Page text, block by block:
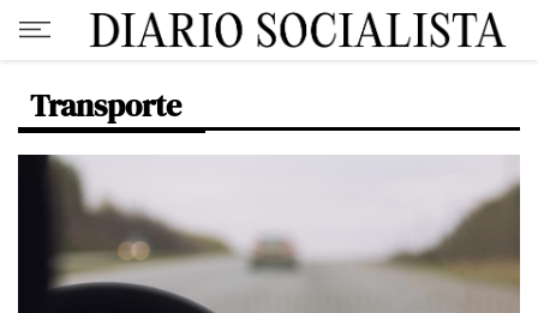
Transporte